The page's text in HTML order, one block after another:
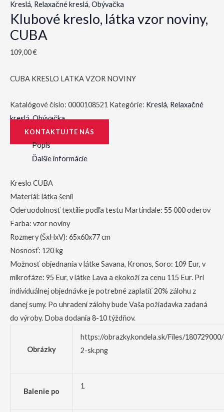
Kreslá, Relaxačné kreslá, Obývačka
Klubové kreslo, látka vzor noviny,
CUBA
109,00€
CUBA KRESLO LATKA VZOR NOVINY
Katalógové číslo: 0000108521 Kategórie: Kreslá, Relaxačné
kreslá,Obývačka
KONTAKTUJTE NÁS
Popis
Ďalšie informácie
Kreslo CUBA
Materiál: látka šenil
Oderuodolnosť textílie podľa testu Martindale: 55 000 oderov
Farba: vzor noviny
Rozmery (ŠxHxV): 65x60x77 cm
Nosnosť: 120 kg
Možnosť objednania v látke Savana, Kronos, Soro: 109 Eur, v
mikrofáze: 95 Eur, v látke Lava a ekokoži za cenu 115 Eur. Pri
individuálnej objednávke je potrebné zaplatiť 20% zálohu z
danej sumy. Po uhradení zálohy bude Vaša požiadavka zadaná
do výroby. Doba dodania 8-10 týždňov.
Obrázky
https://obrazky.kondela.sk/Files/
2-sk.png
Balenie po
1